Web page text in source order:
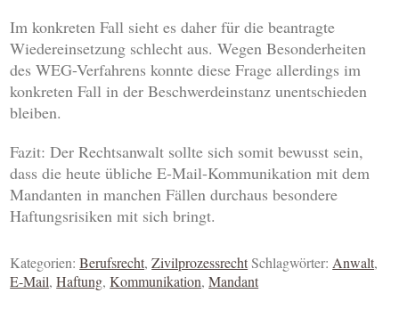
Im konkreten Fall sieht es daher für die beantragte
Wiedereinsetzung schlecht aus. Wegen Besonderheiten
des WEG-Verfahrens konnte diese Frage allerdings im
konkreten Fall in der Beschwerdeinstanz unentschieden
bleiben.
Fazit: Der Rechtsanwalt sollte sich somit bewusst sein,
dass die heute übliche E-Mail-Kommunikation mit dem
Mandanten in manchen Fällen durchaus besondere
Haftungsrisiken mit sich bringt.
Kategorien:Berufsrecht,ZivilprozessrechtSchlagwörter:Anwalt,
E-Mail,Haftung,Kommunikation,Mandant